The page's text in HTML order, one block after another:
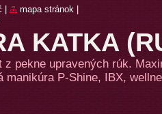
KATKA
z pekne upravených rúk.
manikúra P-Shine, IBX,
mapa stránok